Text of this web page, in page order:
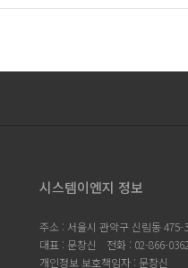
시스템이엔지 정보
주소 : 서울시 관악구 신림동 475-
대표 : 문창신
전화 : 02-866-
개인정보 보호책임자 : 문창신